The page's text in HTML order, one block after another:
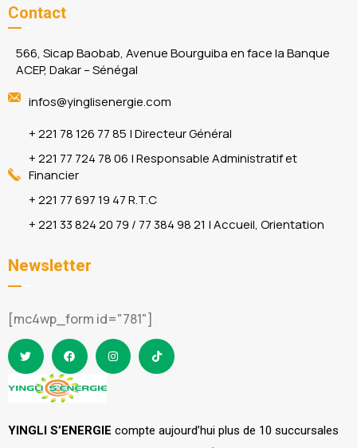
Contact
566, Sicap Baobab, Avenue Bourguiba en face la Banque
ACEP, Dakar – Sénégal
infos@yinglisenergie.com
+ 221 78 126 77 85 | Directeur Général
+ 221 77 724 78 06 | Responsable Administratif et
Financier
+ 221 77 697 19 47 R.T.C
+ 221 33 824 20 79 / 77 384 98 21 | Accueil, Orientation
Newsletter
[mc4wp_form id="781"]
YINGLI S’ENERGIE compte aujourd’hui plus de 10 succursales